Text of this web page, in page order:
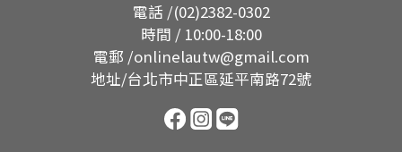
電話 /(02)2382-0302
時間 / 10:00-18:00
電郵 /onlinelautw@gmail.com
地址/台北市中正區延平南路72號